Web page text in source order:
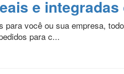
e
você ou sua empresa,
para c...